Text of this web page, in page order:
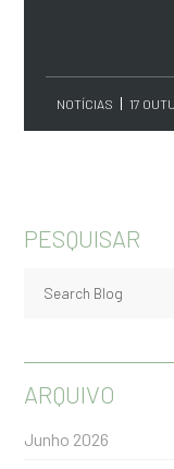
NOTÍCIAS 17
PESQUISAR
ARQUIVO
Junho 2026